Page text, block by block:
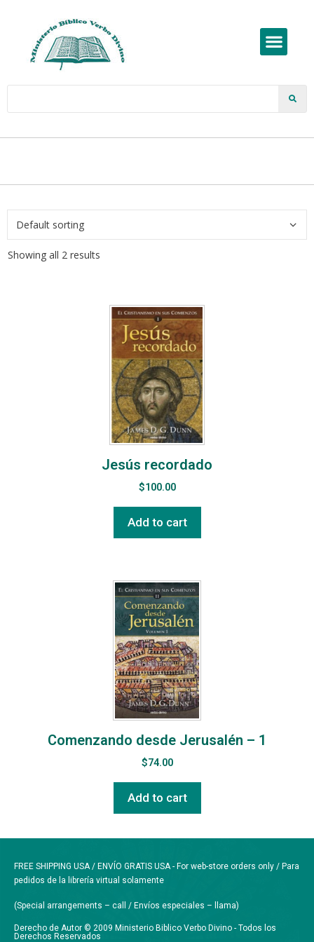
Showing all 2 results
Jesús recordado
$100.00
Add to cart
Comenzando desde Jerusalén – 1
$74.00
Add to cart
FREE SHIPPING USA / ENVÍO GRATIS USA - For web-store orders only / Para
pedidos de la librería virtual solamente
(Special arrangements – call / Envíos especiales – llama)
Derecho de Autor © 2009 Ministerio Biblico Verbo Divino - Todos los
Derechos Reservados